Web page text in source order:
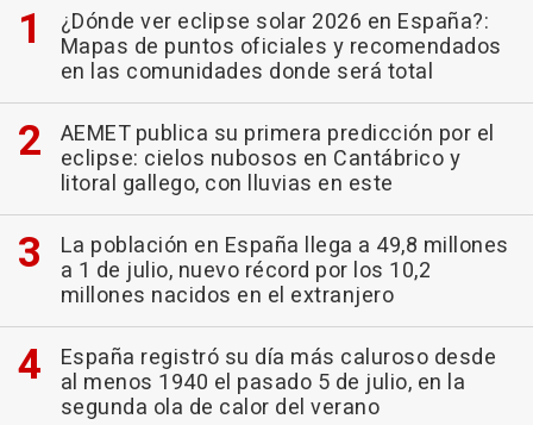
¿Dónde ver eclipse solar 2026 en España?:
Mapas de puntos oficiales y recomendados
en las comunidades donde será total
AEMET publica su primera predicción por el
eclipse: cielos nubosos en Cantábrico y
litoral gallego, con lluvias en este
La población en España llega a 49,8 millones
a 1 de julio, nuevo récord por los 10,2
millones nacidos en el extranjero
España registró su día más caluroso desde
al menos 1940 el pasado 5 de julio, en la
segunda ola de calor del verano